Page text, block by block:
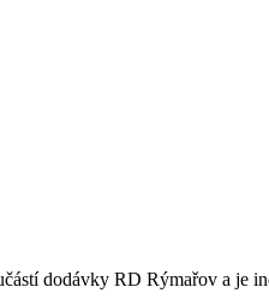
dodávky RD Rýmařov a je